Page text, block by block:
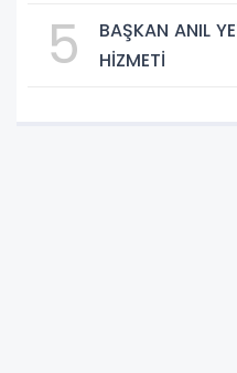
5
BAŞKAN ANIL
HİZMETİ